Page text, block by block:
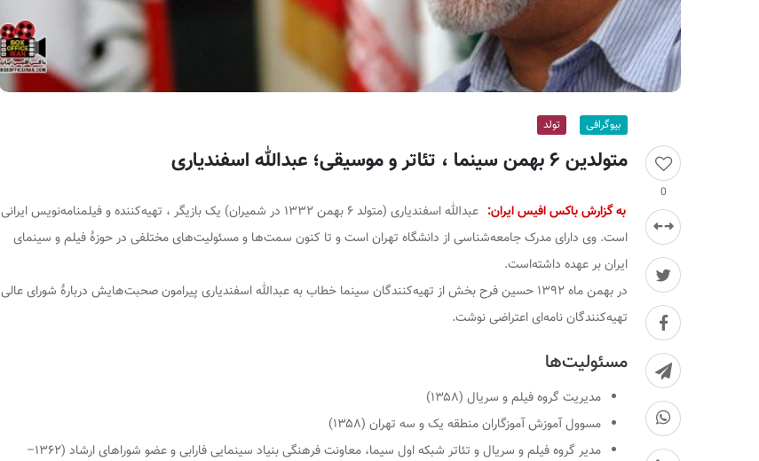
0
بیوگرافی تولد
متولدین ۶ بهمن سینما ، تئاتر و موسیقی؛ عبدالله اسفندیاری
به گزارش باکس افیس ایران:
عبدالله اسفندیاری (متولد ۶ بهمن ۱۳۳۲ در شمیران) یک بازیگر ، تهیه‌کننده و فیلمنامه‌نویس ایرانی
است. وی دارای مدرک جامعه‌شناسی از دانشگاه تهران است و تا کنون سمت‌ها و مسئولیت‌های مختلفی در حوزهٔ فیلم و سینمای
ایران بر عهده داشته‌است.
در بهمن ماه ۱۳۹۲ حسین فرح بخش از تهیه‌کنندگان سینما خطاب به عبدالله اسفندیاری پیرامون صحبت‌هایش دربارهٔ شورای عالی
تهیه‌کنندگان نامه‌ای اعتراضی نوشت.
مسئولیت‌ها
مدیریت گروه فیلم و سریال (۱۳۵۸)
مسوول آموزش آموزگاران منطقه یک و سه تهران (۱۳۵۸)
مدیر گروه فیلم و سریال و تئاتر شبکه اول سیما، معاونت فرهنگی بنیاد سینمایی فارابی و عضو شوراهای ارشاد (۱۳۶۲–